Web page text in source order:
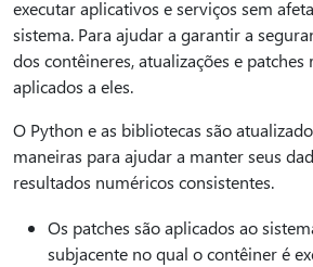
executar aplicativos e serviços sem
sistema. Para ajudar a garantir a
dos contêineres, atualizações e patches
aplicados a eles.
O Python e as bibliotecas são
maneiras para ajudar a manter seus
resultados numéricos consistentes.
Os patches são aplicados ao
subjacente no qual o contêiner é